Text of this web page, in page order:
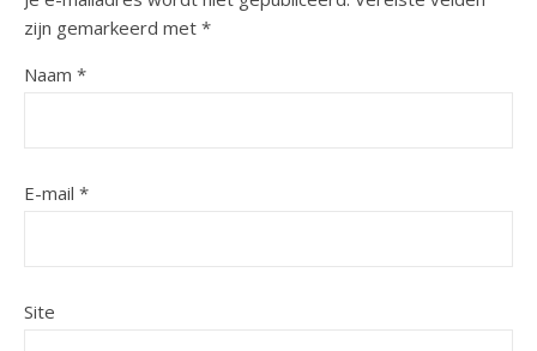
zijn gemarkeerd met *
Naam *
E-mail *
Site